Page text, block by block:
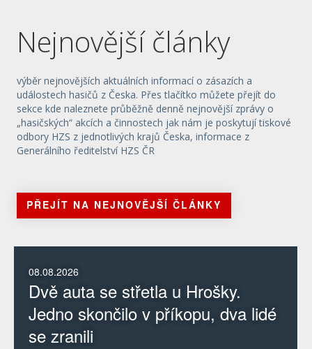
Nejnovější články
výběr nejnovějších aktuálních informací o zásazích a
událostech hasičů z Česka. Přes tlačítko můžete přejít do
sekce kde naleznete průběžně denně nejnovější zprávy o
„hasičských“ akcích a činnostech jak nám je poskytují tiskové
odbory HZS z jednotlivých krajů Česka, informace z
Generálního ředitelství HZS ČR
PŘEJÍT NA NEJNOVĚJŠÍ ČLÁNKY
08.08.2026
Dvě auta se střetla u Hrošky.
Jedno skončilo v příkopu, dva lidé
se zranili